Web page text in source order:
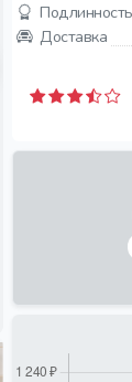
Подлинность
Доставка